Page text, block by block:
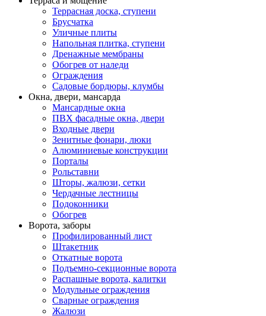
Террасная доска, ступени
Брусчатка
Уличные плиты
Напольная плитка, ступени
Дренажные мембраны
Обогрев от наледи
Ограждения
Садовые бордюры, клумбы
Окна, двери, мансарда
Мансардные окна
ПВХ фасадные окна, двери
Входные двери
Зенитные фонари, люки
Алюминиевые конструкции
Порталы
Рольставни
Шторы, жалюзи, сетки
Чердачные лестницы
Подоконники
Обогрев
Ворота, заборы
Профилированный лист
Штакетник
Откатные ворота
Подъемно-секционные ворота
Распашные ворота, калитки
Модульные ограждения
Сварные ограждения
Жалюзи